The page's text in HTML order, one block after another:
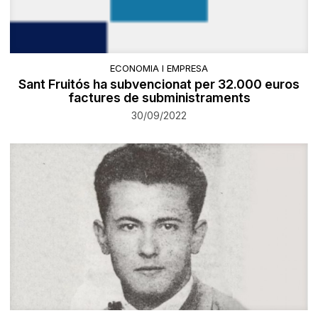
ECONOMIA I EMPRESA
Sant Fruitós ha subvencionat per 32.000 euros
factures de subministraments
30/09/2022